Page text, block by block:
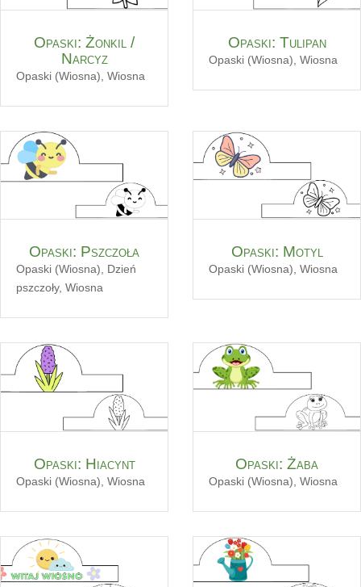
Opaski: Żonkil /
Narcyz
Opaski (Wiosna) Wiosna
Opaski: Tulipan
Opaski (Wiosna) Wiosna
Opaski: Pszczoła
Opaski (Wiosna), Dzień
pszczoły, Wiosna
Opaski: Motyl
Opaski (Wiosna), Wiosna
Opaski: Hiacynt
Opaski (Wiosna) Wiosna
Opaski: Żaba
Opaski (Wiosna) Wiosna